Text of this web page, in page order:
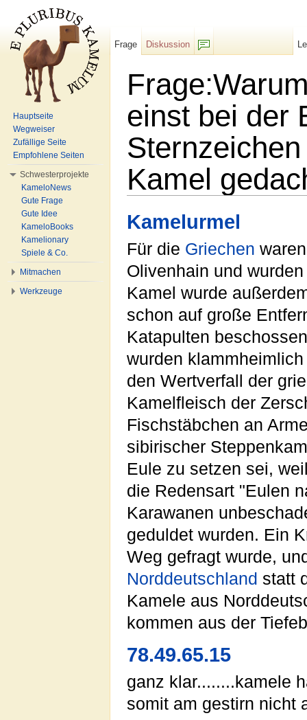
einst bei der
Kamel
Kamelurmel
Für die Griechen
Olivenhain und
Kamel wurde
schon auf große
Katapulten
wurden
den Wertverfall der
Kamelfleisch der
Fischstäbchen an
sibirischer
Eule zu setzen sei,
die Redensart "Eulen
Karawanen
geduldet wurden. Ein
Weg gefragt wurde,
Norddeutschland statt
Kamele aus
kommen aus der
78.49.65.15
ganz klar........kamele
somit am gestirn nicht
Frage
Diskussion
Hauptseite
Wegweiser
Zufällige Seite
Empfohlene Seiten
Schwesterprojekte
KameloNews
Gute Frage
Gute Idee
KameloBooks
Kamelionary
Spiele & Co.
Mitmachen
Werkzeuge